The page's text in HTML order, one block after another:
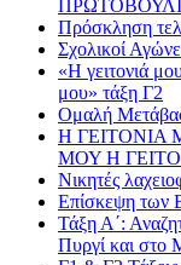
Πρόσκληση
Σχολικοί
«Η γειτονιά
μου» τάξη Γ2
Ομαλή
Η
ΜΟΥ Η
Νικητές
Επίσκεψη των
Τάξη Α΄:
Πυργί και στο